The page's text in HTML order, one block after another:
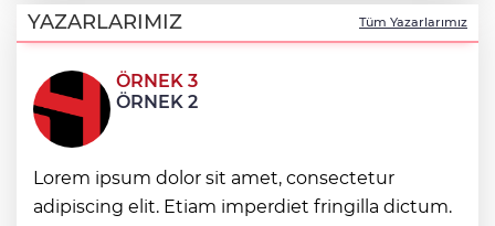
Türkiye, bölgesel güvenlik ve Gazze
mesajı
Yakıt barcı filosuna iki yeni gemi
Türk Tarih Kurumu’ndan tarihi içerikler
tek platformda
YAZARLARIMIZ Tüm Yazarlarımız
ÖRNEK 3
ÖRNEK 2
Lorem ipsum dolor sit amet, consectetur
adipiscing elit. Etiam imperdiet fringilla dictum.